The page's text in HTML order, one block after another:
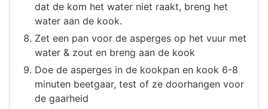
dat de kom het water niet raakt, breng het
water aan de kook.
Zet een pan voor de asperges op het vuur met
water & zout en breng aan de kook
Doe de asperges in de kookpan en kook 6-8
minuten beetgaar, test of ze doorhangen voor
de gaarheid